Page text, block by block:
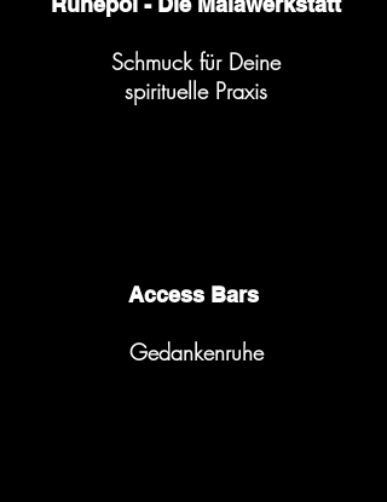
Schmuck für Deine
spirituelle Praxis
Access Bars
Gedankenruhe